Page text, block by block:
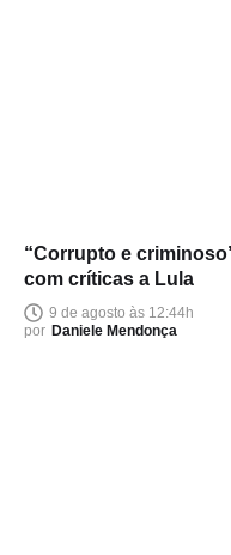
“Corrupto e
com críticas a Lula
9 de agosto às 12:44h
por Daniele Mendonça